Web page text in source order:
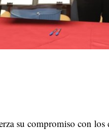
su compromiso con